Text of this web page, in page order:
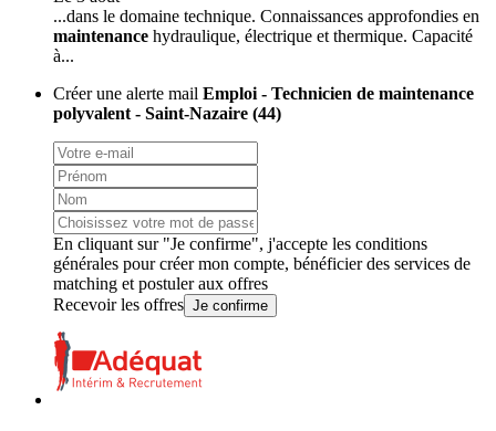
...dans le domaine technique. Connaissances approfondies en
maintenance hydraulique, électrique et thermique. Capacité
à...
Créer une alerte mail Emploi - Technicien de maintenance
polyvalent - Saint-Nazaire (44)
En cliquant sur "Je confirme", j'accepte les conditions
générales pour créer mon compte, bénéficier des services de
matching et postuler aux offres
Recevoir les offres Je confirme